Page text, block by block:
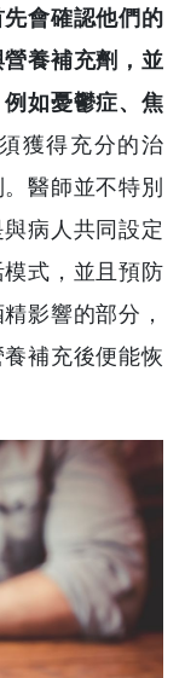
會確認他們的
養補充劑，並
如憂鬱症、焦
獲得充分的治
醫師並不特別
病人共同設定
式，並且預防
影響的部分，
補充後便能恢